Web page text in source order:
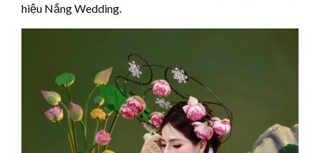
hiệu Nắng Wedding.